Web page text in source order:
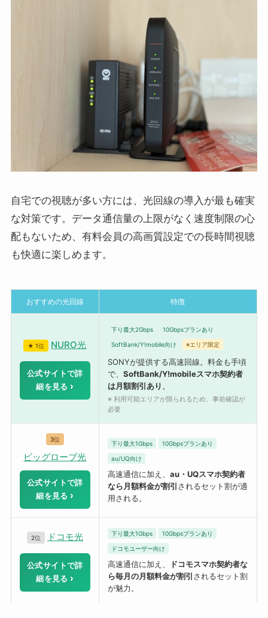
自宅での視聴が多い方には、光回線の導入が最も確実
な対策です。データ通信量の上限がなく速度制限の心
配もないため、有料会員の高画質設定での長時間視聴
も快適に楽しめます。
おすすめの光回線 特徴
★ 1位 NURO光
公式サイトで詳
細を見る
下り最大2Gbps 10Gbpsプランあり
SoftBank/Y!mobile向け ※エリア限定
SONYが提供する高速回線。料金も手頃
で、 SoftBank/Y!mobileスマホ契約者
は月額割引あり 。
※ 利用可能エリアが限られるため、事前確認が
必要
3位
ビッグローブ光
公式サイトで詳
細を見る
下り最大1Gbps 10Gbpsプランあり
au/UQ向け
高速通信に加え、 au・UQスマホ契約者
なら月額料金が割引されるセット割が適
用される。
2位 ドコモ光
公式サイトで詳
細を見る
下り最大1Gbps 10Gbpsプランあり
ドコモユーザー向け
高速通信に加え、
ドコモスマホ契約者な
ら毎月の月額料金が割引されるセット割
が魅力。